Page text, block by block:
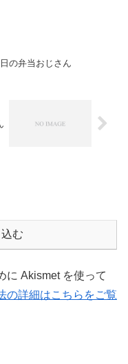
の弁当おじさん
む
に Akismet を使って
の詳細はこちらをご覧